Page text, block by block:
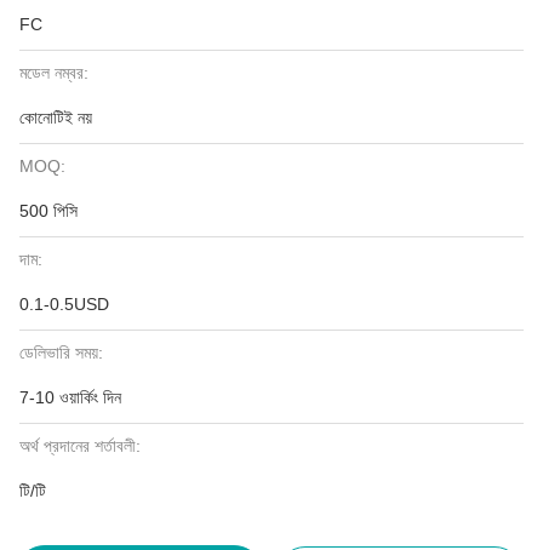
FC
মডেল নম্বর:
কোনোটিই নয়
MOQ:
500 পিসি
দাম:
0.1-0.5USD
ডেলিভারি সময়:
7-10 ওয়ার্কিং দিন
অর্থ প্রদানের শর্তাবলী:
টি/টি